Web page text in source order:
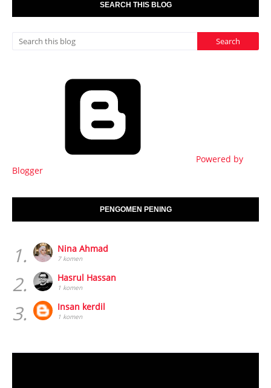
SEARCH THIS BLOG
Powered by
Blogger
PENGOMEN PENING
1. Nina Ahmad
7 komen
2. Hasrul Hassan
1 komen
3. Insan kerdil
1 komen